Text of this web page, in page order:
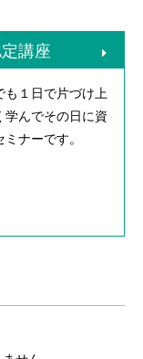
講座
も１日で片づけ上
学んでその日に資
ナーです。